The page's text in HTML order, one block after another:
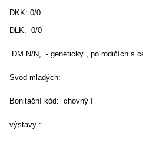
DKK: 0/0
DLK: 0/0
DM N/N, - geneticky , po rodičích s
Svod mladých:
Bonitační kód: chovný I
výstavy :